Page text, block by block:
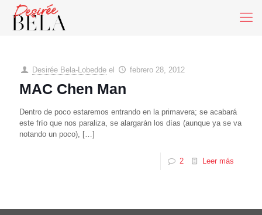
Desirée Bela-Lobedde el febrero 28, 2012
MAC Chen Man
Dentro de poco estaremos entrando en la primavera; se acabará
este frío que nos paraliza, se alargarán los días (aunque ya se va
notando un poco), […]
2 Leer más